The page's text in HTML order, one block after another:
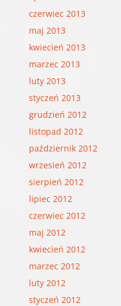
czerwiec 2013
maj 2013
kwiecień 2013
marzec 2013
luty 2013
styczeń 2013
grudzień 2012
listopad 2012
październik 2012
wrzesień 2012
sierpień 2012
lipiec 2012
czerwiec 2012
maj 2012
kwiecień 2012
marzec 2012
luty 2012
styczeń 2012